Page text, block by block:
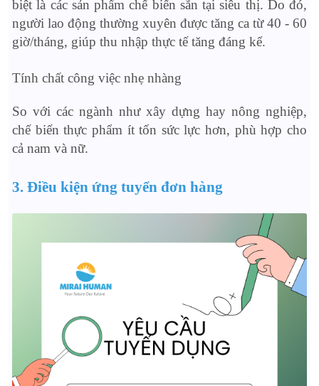
biệt là các sản phẩm chế biến sẵn tại siêu thị. Do đó,
người lao động thường xuyên được tăng ca từ 40 - 60
giờ/tháng, giúp thu nhập thực tế tăng đáng kể.
Tính chất công việc nhẹ nhàng
So với các ngành như xây dựng hay nông nghiệp,
chế biến thực phẩm ít tốn sức lực hơn, phù hợp cho
cả nam và nữ.
3. Điều kiện ứng tuyển đơn hàng